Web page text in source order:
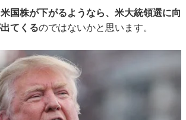
米国株が下がるようなら、米大統領選に向
てくるのではないかと思います。